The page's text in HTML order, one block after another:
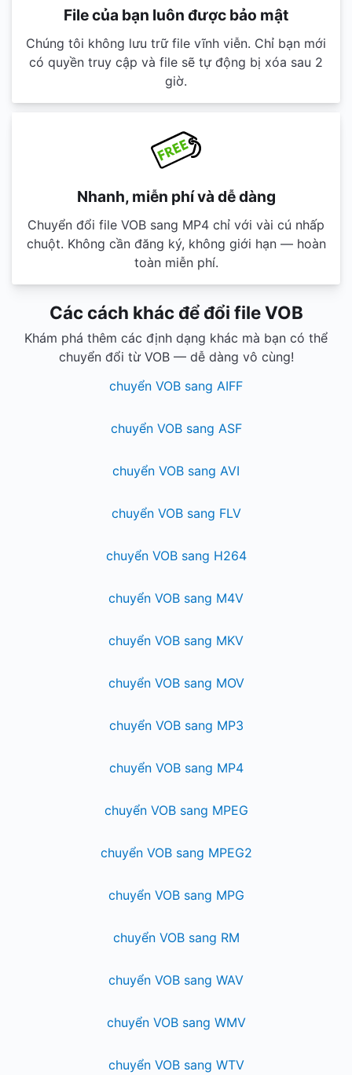
File của bạn luôn được bảo mật
Chúng tôi không lưu trữ file vĩnh viễn. Chỉ bạn mới
có quyền truy cập và file sẽ tự động bị xóa sau 2
giờ.
Nhanh, miễn phí và dễ dàng
Chuyển đổi file VOB sang MP4 chỉ với vài cú nhấp
chuột. Không cần đăng ký, không giới hạn — hoàn
toàn miễn phí.
Các cách khác để đổi file VOB
Khám phá thêm các định dạng khác mà bạn có thể
chuyển đổi từ VOB — dễ dàng vô cùng!
chuyển VOB sang AIFF
chuyển VOB sang ASF
chuyển VOB sang AVI
chuyển VOB sang FLV
chuyển VOB sang H264
chuyển VOB sang M4V
chuyển VOB sang MKV
chuyển VOB sang MOV
chuyển VOB sang MP3
chuyển VOB sang MP4
chuyển VOB sang MPEG
chuyển VOB sang MPEG2
chuyển VOB sang MPG
chuyển VOB sang RM
chuyển VOB sang WAV
chuyển VOB sang WMV
chuyển VOB sang WTV